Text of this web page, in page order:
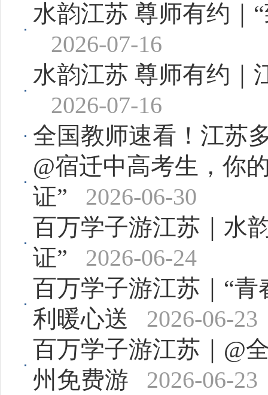
水韵江苏 尊师有约｜
2026-07-16
水韵江苏 尊师有约｜
2026-07-16
全国教师速看！江苏
@宿迁中高考生，你
证”
2026-06-30
百万学子游江苏｜水
证”
2026-06-24
百万学子游江苏｜“
利暖心送
2026-06-23
百万学子游江苏｜@
州免费游
2026-06-23